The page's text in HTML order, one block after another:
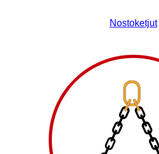
Nostoketjut